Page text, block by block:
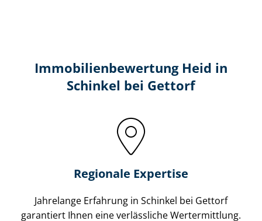
Immobilien­bewertung Heid in
Schinkel bei Gettorf
Regionale Expertise
Jahrelange Erfahrung in Schinkel bei Gettorf
garantiert Ihnen eine verlässliche Wertermittlung.